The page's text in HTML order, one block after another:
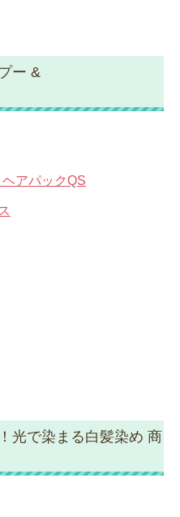
ー &
アパックQS
光で染まる白髪染め 商